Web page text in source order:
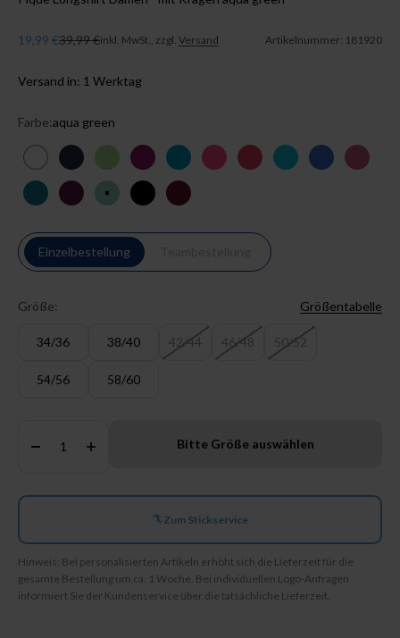
Angebot
19,99 €Regulärer Preis
39,99 €inkl. MwSt., zzgl. Versand Artikelnummer: 181920
Versand in: 1 Werktag
Farbe:aqua green
weiß navy apfelgrünberry türkis pink lipstickcuraçaokönigsblau
petrol pflaumeaqua green
schwarzbordeaux
Einzelbestellung
Größe: Größentabelle
34/36 38/40 42/44 46/48 50/52
54/56 58/60
Bitte Größe auswählen
Zum Stickservice
Hinweis: Bei personalisierten Artikeln erhöht sich die Lieferzeit für die
gesamte Bestellung um ca. 1 Woche. Bei individuellen Logo-Anfragen
informiert Sie der Kundenservice über die tatsächliche Lieferzeit.